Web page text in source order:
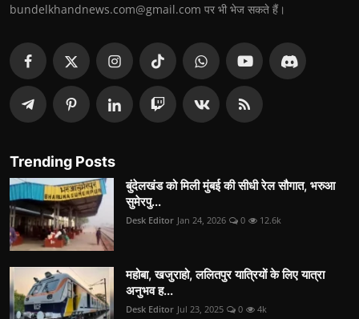
bundelkhandnews.com@gmail.com पर भी भेज सकते हैं।
Trending Posts
बुंदेलखंड को मिली मुंबई की सीधी रेल सौगात, भरुआ
सुमेरपु...
Desk Editor Jan 24, 2026 0 12.6k
महोबा, खजुराहो, ललितपुर यात्रियों के लिए यात्रा
अनुभव ह...
Desk Editor Jul 23, 2025 0 4k